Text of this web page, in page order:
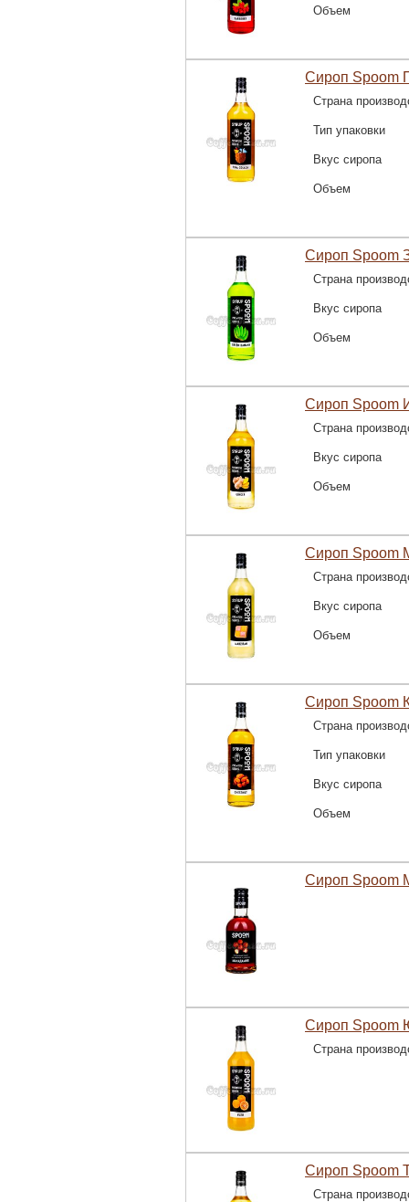
Объем
Сироп Spoom
Страна
Тип упаковки
Вкус сиропа
Объем
Сироп Spoom
Страна
Вкус сиропа
Объем
Сироп Spoom
Страна
Вкус сиропа
Объем
Сироп Spoom
Страна
Вкус сиропа
Объем
Сироп Spoom
Страна
Тип упаковки
Вкус сиропа
Объем
Сироп Spoom
Сироп Spoom
Страна
Сироп Spoom
Страна